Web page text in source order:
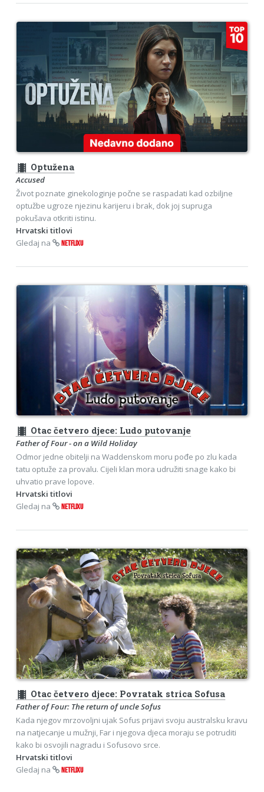
theaters Optužena
Accused
Život poznate ginekologinje počne se raspadati kad ozbiljne
optužbe ugroze njezinu karijeru i brak, dok joj supruga
pokušava otkriti istinu.
Hrvatski titlovi
Gledaj na
NETFLIXU
theaters Otac četvero djece: Ludo putovanje
Father of Four - on a Wild Holiday
Odmor jedne obitelji na Waddenskom moru pođe po zlu kada
tatu optuže za provalu. Cijeli klan mora udružiti snage kako bi
uhvatio prave lopove.
Hrvatski titlovi
Gledaj na
NETFLIXU
theaters Otac četvero djece: Povratak strica Sofusa
Father of Four: The return of uncle Sofus
Kada njegov mrzovoljni ujak Sofus prijavi svoju australsku kravu
na natjecanje u mužnji, Far i njegova djeca moraju se potruditi
kako bi osvojili nagradu i Sofusovo srce.
Hrvatski titlovi
Gledaj na
NETFLIXU